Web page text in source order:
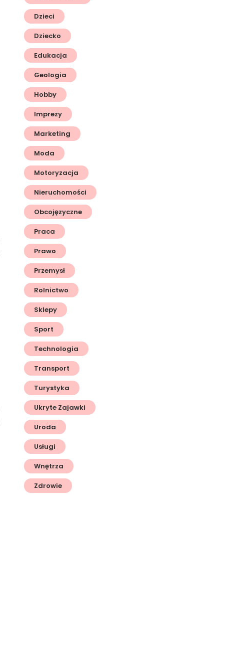
Dzieci
Dziecko
Edukacja
Geologia
Hobby
Imprezy
Marketing
Moda
Motoryzacja
Nieruchomości
Obcojęzyczne
Praca
Prawo
Przemysł
Rolnictwo
Sklepy
Sport
Technologia
Transport
Turystyka
Ukryte Zajawki
Uroda
Usługi
Wnętrza
Zdrowie